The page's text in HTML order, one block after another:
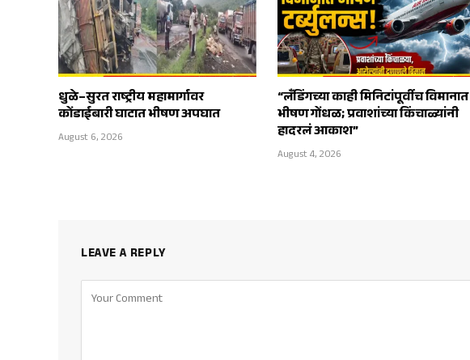
धुळे–सुरत राष्ट्रीय महामार्गावर
कोंडाईबारी घाटात भीषण अपघात
August 6, 2026
“लँडिंगच्या काही मिनिटांपूर्वीच विमानात
भीषण गोंधळ; प्रवाशांच्या किंचाळ्यांनी
हादरलं आकाश”
August 4, 2026
LEAVE A REPLY